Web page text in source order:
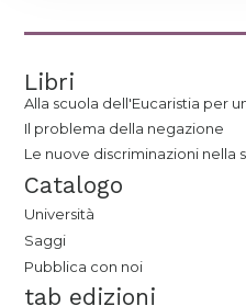
Libri
Alla scuola dell'Eucaristia per
Il problema della negazione
Le nuove discriminazioni
Catalogo
Università
Saggi
Pubblica con noi
tab edizioni